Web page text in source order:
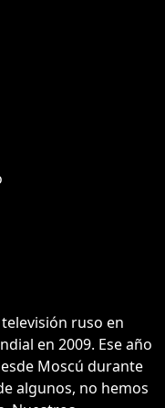
ruso en
en 2009. Ese año
Moscú durante
algunos, no hemos